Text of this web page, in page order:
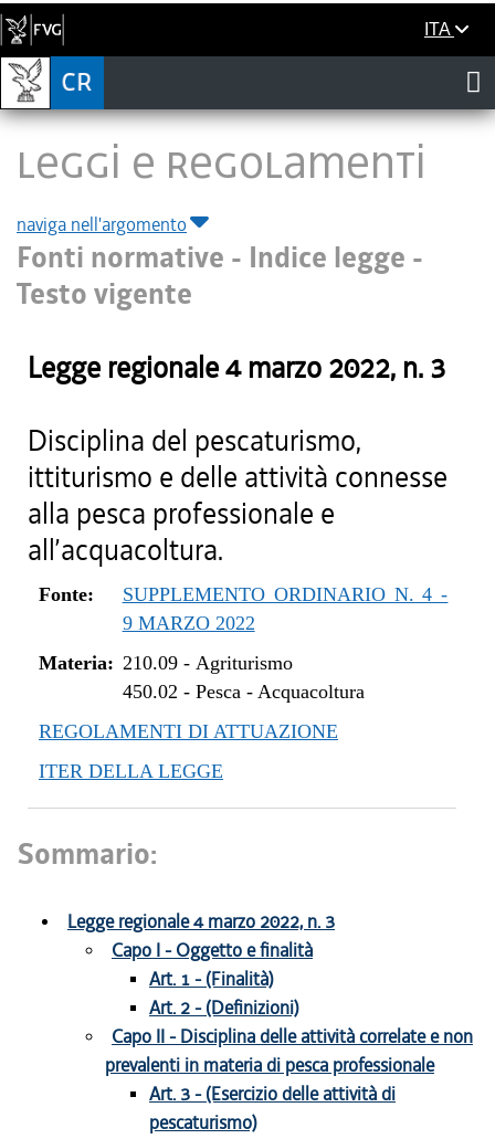
ITA
LEGGI E REGOLAMENTI
naviga nell'argomento
Fonti normative - Indice legge -
Testo vigente
Legge regionale4 marzo 2022, n. 3
Disciplina del pescaturismo,
ittiturismo e delle attività connesse
alla pesca professionale e
all’acquacoltura.
Fonte:
SUPPLEMENTO ORDINARIO N. 4 -
9 MARZO 2022
Materia: 210.09- Agriturismo
450.02 - Pesca - Acquacoltura
REGOLAMENTI DI ATTUAZIONE
ITER DELLA LEGGE
Sommario:
Legge regionale 4 marzo 2022, n. 3
Capo I - Oggetto e finalità
Art. 1 - (Finalità)
Art. 2 - (Definizioni)
Capo II - Disciplina delle attività correlate e non
prevalenti in materia di pesca professionale
Art. 3 - (Esercizio delle attività di
pescaturismo)